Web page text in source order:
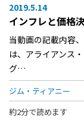
2019.5.14
インフレと価格
当動画の記載内容
は、アライアンス
グ…
ジム・ティアニー
約2分で読めます